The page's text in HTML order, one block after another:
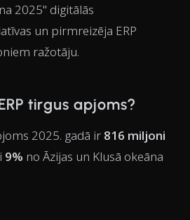
2025" digitālās
un pirmreizēja ERP
ražotāju.
tirgus apjoms?
2025. gadā ir 816 miljoni
9% no Āzijas un Klusā okeāna